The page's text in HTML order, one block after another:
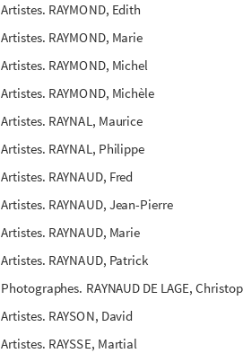
Artistes. RAYMOND, Edith
Artistes. RAYMOND, Marie
Artistes. RAYMOND, Michel
Artistes. RAYMOND, Michèle
Artistes. RAYNAL, Maurice
Artistes. RAYNAL, Philippe
Artistes. RAYNAUD, Fred
Artistes. RAYNAUD, Jean-Pierre
Artistes. RAYNAUD, Marie
Artistes. RAYNAUD, Patrick
Photographes. RAYNAUD DE LAGE,
Artistes. RAYSON, David
Artistes. RAYSSE, Martial